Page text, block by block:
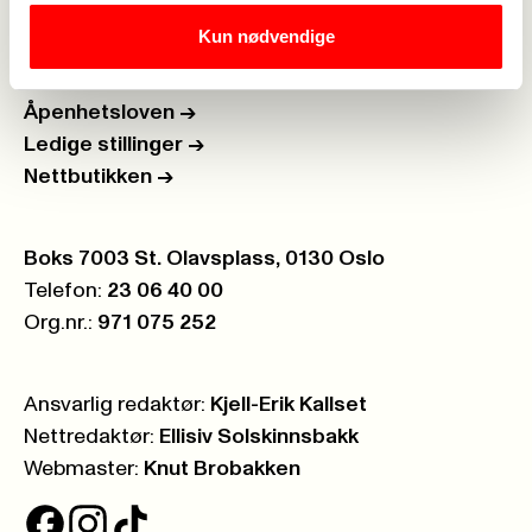
Kun nødvendige
Åpenhetsloven ->
Ledige stillinger ->
Nettbutikken ->
Postboks:
Boks 7003 St. Olavsplass, 0130 Oslo
Telefon: 23 06 40 00
Org.nr.: 971 075 252
Ansvarlig redaktør: Kjell-Erik Kallset
Nettredaktør: Ellisiv Solskinnsbakk
Webmaster: Knut Brobakken